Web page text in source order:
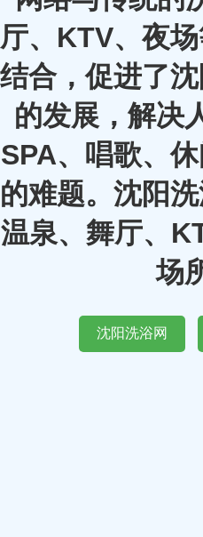
厅、KTV、夜
结合，促进了
的发展，解决
SPA、唱歌、
的难题。沈阳洗
温泉、舞厅、
场
沈阳洗浴网